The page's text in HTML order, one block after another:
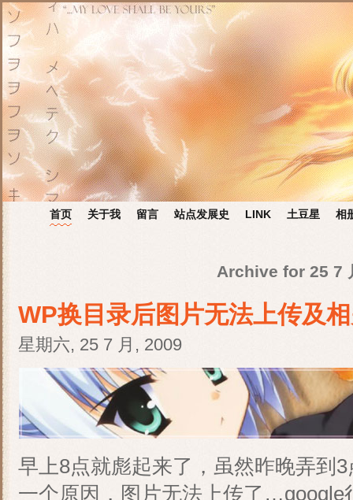
首页 关于我 留言 站点发展史 LINK 土豆星 相
Archive for 25 7
WP换目录后图片无法上传及
星期六, 25 7 月, 2009
早上8点就彪起来了，虽然昨晚弄到
一个原因，图片无法上传了…google